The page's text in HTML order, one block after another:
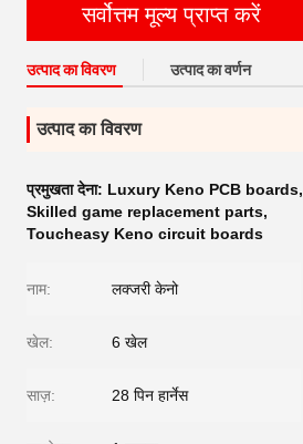
सर्वोत्तम मूल्य प्राप्त करें
उत्पाद का विवरण उत्पाद का वर्णन
उत्पाद का विवरण
प्रमुखता देना: Luxury Keno PCB boards,
Skilled game replacement parts,
Toucheasy Keno circuit boards
नाम: लक्जरी केनो
खेल: 6 खेल
साज़: 28 पिन हार्नेस